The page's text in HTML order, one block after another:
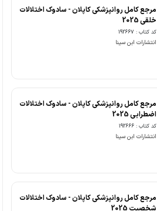
مرجع کامل روانپزشکی کاپلان - سادوک اختلالات
خلقی 2025
کد کتاب : 192667
انتشارات ابن سینا
مرجع کامل روانپزشکی کاپلان - سادوک اختلالات
اضطرابی 2025
کد کتاب : 192666
انتشارات ابن سینا
مرجع کامل روانپزشکی کاپلان - سادوک اختلالات
شخصیت 2025